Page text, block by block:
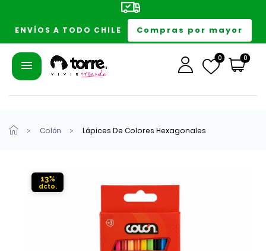
ENVÍOS A TODO CHILE Compras por mayor
0 0
Colón Lápices De Colores Hexagonales
13%